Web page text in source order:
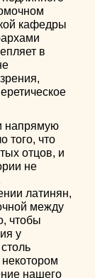
кафедры
в
напрямую
того, что
отцов, и
не
латинян,
между
чтобы
у
нашего